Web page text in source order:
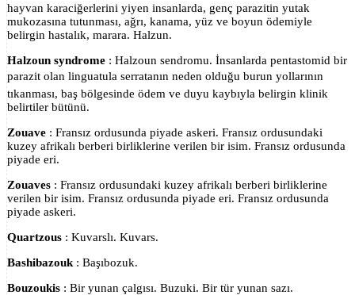
hayvan karaciğerlerini yiyen insanlarda, genç parazitin yutak
mukozasına tutunması, ağrı, kanama, yüz ve boyun ödemiyle
belirgin hastalık, marara. Halzun.
Halzoun syndrome : Halzoun sendromu. İnsanlarda pentastomid bir
parazit olan linguatula serratanın neden olduğu burun yollarının
tıkanması, baş bölgesinde ödem ve duyu kaybıyla belirgin klinik
belirtiler bütünü.
Zouave : Fransız ordusunda piyade askeri. Fransız ordusundaki
kuzey afrikalı berberi birliklerine verilen bir isim. Fransız ordusunda
piyade eri.
Zouaves : Fransız ordusundaki kuzey afrikalı berberi birliklerine
verilen bir isim. Fransız ordusunda piyade eri. Fransız ordusunda
piyade askeri.
Quartzous : Kuvarslı. Kuvars.
Bashibazouk : Başıbozuk.
Bouzoukis : Bir yunan çalgısı. Buzuki. Bir tür yunan sazı.